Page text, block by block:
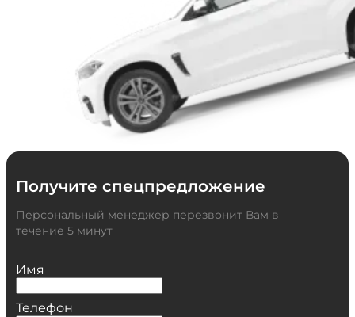
Получите спецпредложение
Персональный менеджер перезвонит Вам в
течение 5 минут
Имя
Телефон